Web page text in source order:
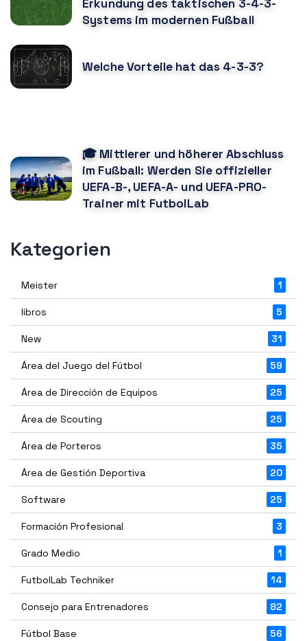
Erkundung des taktischen 3-4-3-
Systems im modernen Fußball
Welche Vorteile hat das 4-3-3?
🎓 Mittlerer und höherer Abschluss
im Fußball: Werden Sie offizieller
UEFA-B-, UEFA-A- und UEFA-PRO-
Trainer mit FutbolLab
Kategorien
Meister 1
libros 5
New 31
Área del Juego del Fútbol 59
Área de Dirección de Equipos 25
Área de Scouting 25
Área de Porteros 35
Área de Gestión Deportiva 20
Software 25
Formación Profesional 3
Grado Medio 1
FutbolLab Techniker 14
Consejo para Entrenadores 82
Fútbol Base 56